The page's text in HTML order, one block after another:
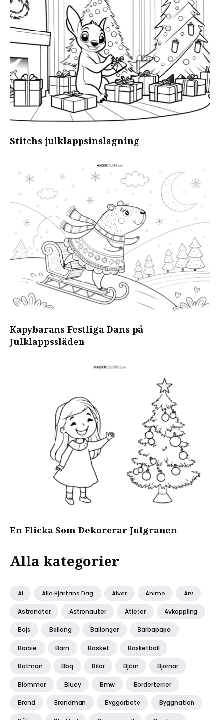
Stitchs julklappsinslagning
Kapybarans Festliga Dans på
Julklappssläden
En Flicka Som Dekorerar Julgranen
Alla kategorier
Ai Alla Hjärtans Dag Alver Anime Arv
Astronater Astronauter Atleter Avkoppling
Bajs Ballong Ballonger Barbapapa
Barbie Barn Basket Basketboll
Batman Bbq Bilar Björn Björnar
Blommor Bluey Bmw Borderterrier
Brand Brandman Byggarbete Byggnation